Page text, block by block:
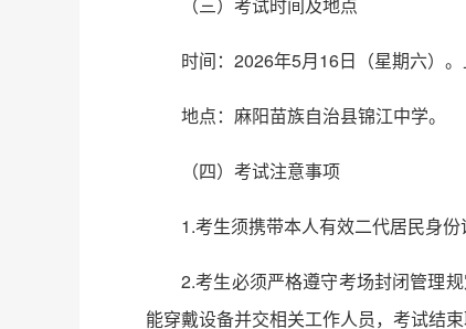
时间：2026年5月16日（星期六）
地点：麻阳苗族自治县锦江中学。
（四）考试注意事项
1.考生须携带本人有效二代居民身
2.考生必须严格遵守考场封闭管理
能穿戴设备并交相关工作人员，考试结